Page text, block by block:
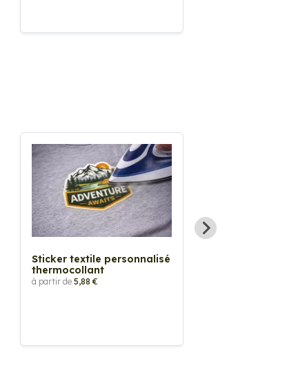
Sticker textile personnalisé
thermocollant
à partir de 5,88 €